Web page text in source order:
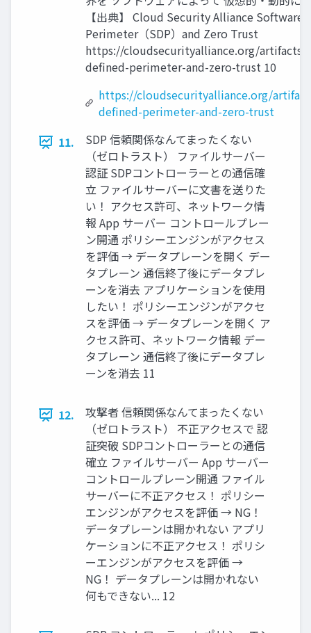
【出典】 Cloud Security Alliance Software
Perimeter（SDP）and Zero Trust
https://cloudsecurityalliance.org/artifacts/
defined-perimeter-and-zero-trust 10
https://cloudsecurityalliance.org/
defined-perimeter-and-zero-trust
11.
SDP 信頼関係なんてまったくない
（ゼロトラスト） ファイルサーバー
認証 SDPコントローラーとの通信確
立 ファイルサーバーに文書を送りた
い！ アクセス許可、ネットワーク情
報 App サーバー コントロールプレー
ン開通 ポリシーエンジンがアクセス
を評価 → データプレーンを開く デー
タプレーン 通信終了後にデータプレ
ーンを消去 アプリケーションを使用
したい！ ポリシーエンジンがアクセ
スを評価 → データプレーンを開く ア
クセス許可、ネットワーク情報 デー
タプレーン 通信終了後にデータプレ
ーンを消去 11
12.
攻撃者 信頼関係なんてまったくない
（ゼロトラスト） 不正アクセスで 認
証突破 SDPコントローラーとの通信
確立 ファイルサーバー App サーバー
コントロールプレーン開通 ファイル
サーバーに不正アクセス！ ポリシー
エンジンがアクセスを評価 → NG！
データプレーンは開かれない アプリ
ケーションに不正アクセス！ ポリシ
ーエンジンがアクセスを評価 →
NG！ データプレーンは開かれない
何もできない... 12